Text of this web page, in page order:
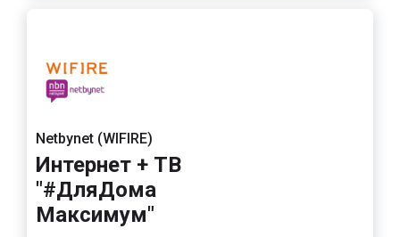
Netbynet (WIFIRE)
Интернет + ТВ
"#ДляДома
Максимум"